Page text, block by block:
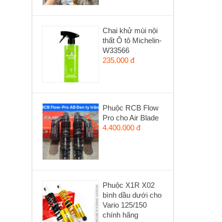
Chai khử mùi nội
thất Ô tô Michelin-
W33566
235.000 đ
Phuộc RCB Flow
Pro cho Air Blade
4.400.000 đ
Phuộc X1R X02
bình dầu dưới cho
Vario 125/150
chính hãng